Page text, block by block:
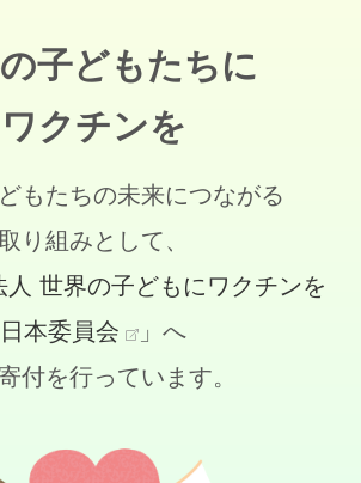
子どもたちに
ワクチンを
もたちの未来につながる
り組みとして、
人 世界の子どもにワクチンを
日本委員会
」へ
付を行っています。